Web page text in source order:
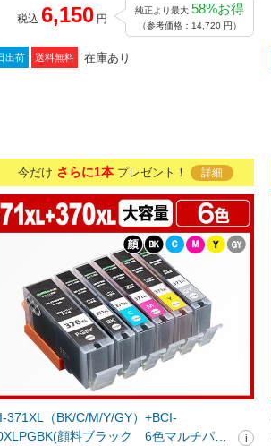
税込 6,150 円
純正より最大 58%お得
（参考価格：14,720 円）
出荷 送料無料 在庫あり
今だけ さらに1本プレゼント！ 詳細
371XL（BK/C/M/Y/GY）+BCI-
顔料ブラック 6色マルチパッ